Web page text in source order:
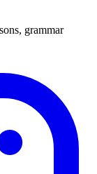
grammar